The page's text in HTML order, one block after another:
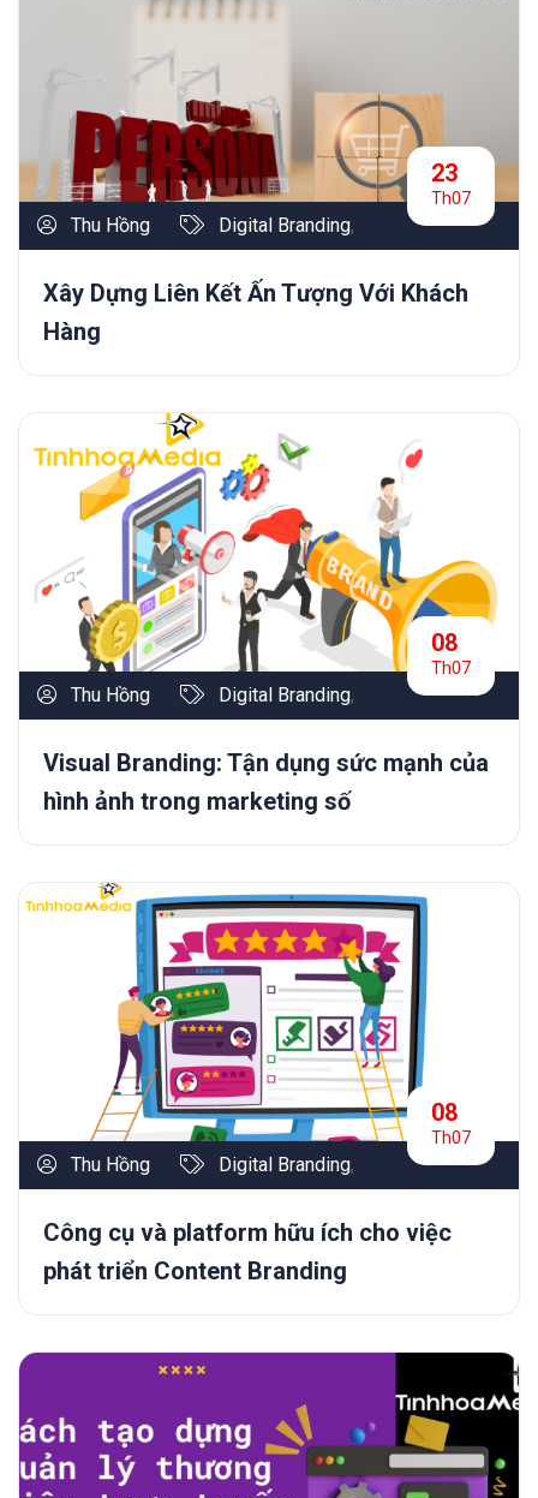
Thu Hồng Digital Branding,
23
Th07
Xây Dựng Liên Kết Ấn Tượng Với Khách
Hàng
Thu Hồng Digital Branding,
08
Th07
Visual Branding: Tận dụng sức mạnh của
hình ảnh trong marketing số
Thu Hồng Digital Branding,
08
Th07
Công cụ và platform hữu ích cho việc
phát triển Content Branding